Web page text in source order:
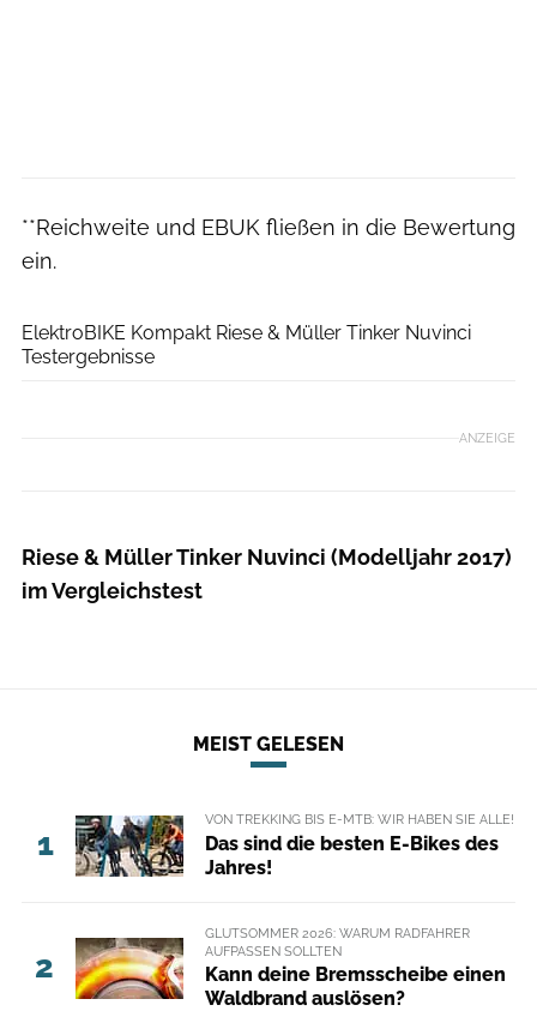
**Reichweite und EBUK fließen in die Bewertung
ein.
ElektroBIKE Kompakt Riese & Müller Tinker Nuvinci
Testergebnisse
ANZEIGE
Riese & Müller Tinker Nuvinci (Modelljahr 2017)
im Vergleichstest
MEIST GELESEN
1
VON TREKKING BIS E-MTB: WIR HABEN SIE ALLE!
Das sind die besten E-Bikes des
Jahres!
2
GLUTSOMMER 2026: WARUM RADFAHRER
AUFPASSEN SOLLTEN
Kann deine Bremsscheibe einen
Waldbrand auslösen?